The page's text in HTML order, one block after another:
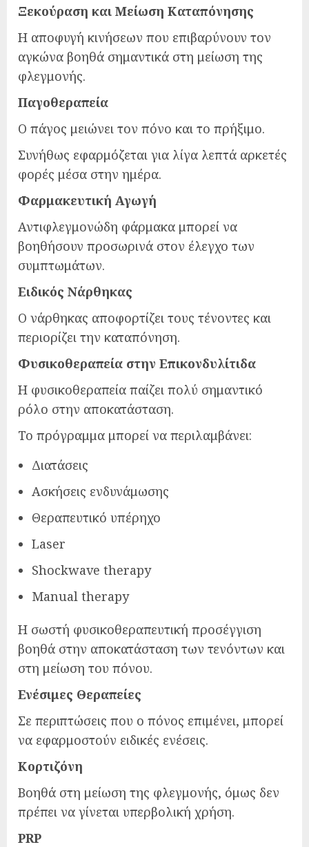
Ξεκούραση και Μείωση Καταπόνησης
Η αποφυγή κινήσεων που επιβαρύνουν τον
αγκώνα βοηθά σημαντικά στη μείωση της
φλεγμονής.
Παγοθεραπεία
Ο πάγος μειώνει τον πόνο και το πρήξιμο.
Συνήθως εφαρμόζεται για λίγα λεπτά αρκετές
φορές μέσα στην ημέρα.
Φαρμακευτική Αγωγή
Αντιφλεγμονώδη φάρμακα μπορεί να
βοηθήσουν προσωρινά στον έλεγχο των
συμπτωμάτων.
Ειδικός Νάρθηκας
Ο νάρθηκας αποφορτίζει τους τένοντες και
περιορίζει την καταπόνηση.
Φυσικοθεραπεία στην Επικονδυλίτιδα
Η φυσικοθεραπεία παίζει πολύ σημαντικό
ρόλο στην αποκατάσταση.
Το πρόγραμμα μπορεί να περιλαμβάνει:
Διατάσεις
Ασκήσεις ενδυνάμωσης
Θεραπευτικό υπέρηχο
Laser
Shockwave therapy
Manual therapy
Η σωστή φυσικοθεραπευτική προσέγγιση
βοηθά στην αποκατάσταση των τενόντων και
στη μείωση του πόνου.
Ενέσιμες Θεραπείες
Σε περιπτώσεις που ο πόνος επιμένει, μπορεί
να εφαρμοστούν ειδικές ενέσεις.
Κορτιζόνη
Βοηθά στη μείωση της φλεγμονής, όμως δεν
πρέπει να γίνεται υπερβολική χρήση.
PRP